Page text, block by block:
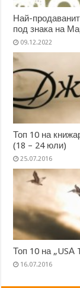
Най-
под знака на
09.12.2022
Топ 10 на
(18 – 24 юли)
25.07.2016
Топ 10 на „USА
16.07.2016